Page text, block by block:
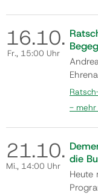
16.10.
Fr., 15:00 Uhr
17
Hitze
-
21.10.
Mi., 14:00 Uhr
die
Heute